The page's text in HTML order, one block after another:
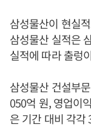
삼성물산이 현실
삼성물산 실적은
실적에 따라 출렁
삼성물산 건설부
050억 원, 영업이
은 기간 대비 각